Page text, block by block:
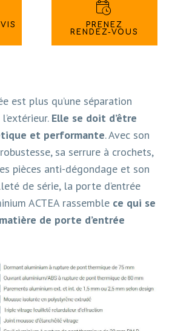
PRENEZ
RENDEZ-VOUS
est plus qu’une séparation
Elle se doit d’être
et performante. Avec son
sa serrure à crochets,
pièces anti-dégondage et son
de série, la porte d’entrée
ACTEA rassemble ce qui se
de porte d’entrée